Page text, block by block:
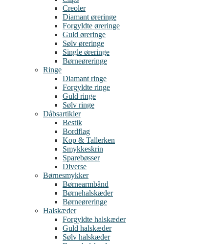
Creoler
Diamant øreringe
Forgyldte øreringe
Guld øreringe
Sølv øreringe
Single øreringe
Børneøreringe
Ringe
Diamant ringe
Forgyldte ringe
Guld ringe
Sølv ringe
Dåbsartikler
Bestik
Bordflag
Kop & Tallerken
Smykkeskrin
Sparebøsser
Diverse
Børnesmykker
Børnearmbånd
Børnehalskæder
Børneøreringe
Halskæder
Forgyldte halskæder
Guld halskæder
Sølv halskæder